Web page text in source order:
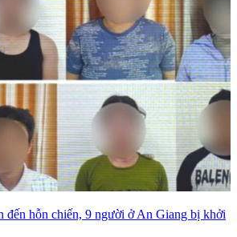
đến hỗn chiến, 9 người ở An Giang bị khởi